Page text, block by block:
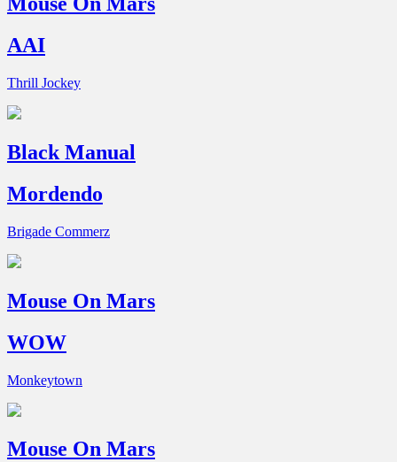
AAI
Thrill Jockey
Black Manual
Mordendo
Brigade Commerz
Mouse On Mars
WOW
Monkeytown
Mouse On Mars